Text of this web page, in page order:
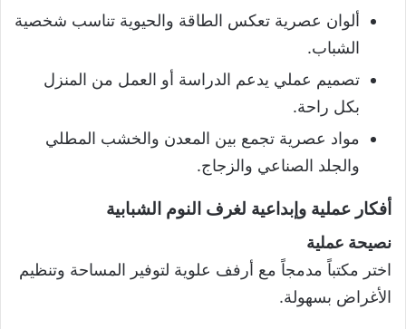
ألوان عصرية تعكس الطاقة والحيوية تناسب شخصية
الشباب.
تصميم عملي يدعم الدراسة أو العمل من المنزل
بكل راحة.
مواد عصرية تجمع بين المعدن والخشب المطلي
والجلد الصناعي والزجاج.
أفكار عملية وإبداعية لغرف النوم الشبابية
نصيحة عملية
اختر مكتباً مدمجاً مع أرفف علوية لتوفير المساحة وتنظيم
الأغراض بسهولة.